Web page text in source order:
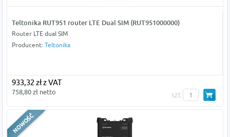
Teltonika RUT951 router LTE Dual SIM (RUT951000000)
Router LTE dual SIM
Producent: Teltonika
933,32 zł z VAT
758,80 zł netto szt